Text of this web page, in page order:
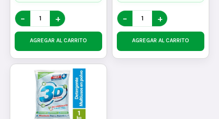
− +
AGREGAR AL CARRITO
− +
AGREGAR AL CARRITO